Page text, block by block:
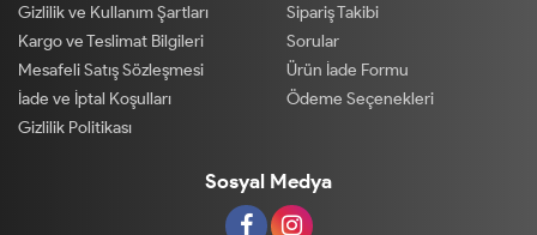
Gizlilik ve Kullanım Şartları
Kargo ve Teslimat Bilgileri
Mesafeli Satış Sözleşmesi
İade ve İptal Koşulları
Gizlilik Politikası
Sipariş Takibi
Sorular
Ürün İade Formu
Ödeme Seçenekleri
Sosyal Medya